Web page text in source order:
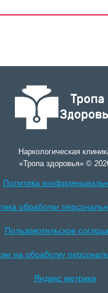
Наркологическая
«Тропа здоровья» ©
Политика
обработки
Пользовотельское
на обработку
Яндекс метрика